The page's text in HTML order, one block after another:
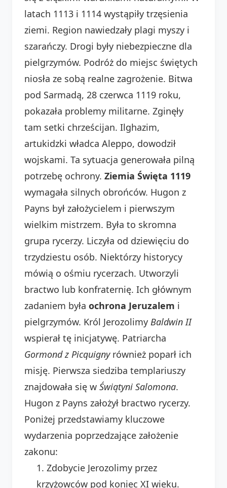
latach 1113 i 1114 wystąpiły trzęsienia
ziemi. Region nawiedzały plagi myszy i
szarańczy. Drogi były niebezpieczne dla
pielgrzymów. Podróż do miejsc świętych
niosła ze sobą realne zagrożenie. Bitwa
pod Sarmadą, 28 czerwca 1119 roku,
pokazała problemy militarne. Zginęły
tam setki chrześcijan. Ilghazim,
artukidzki władca Aleppo, dowodził
wojskami. Ta sytuacja generowała pilną
potrzebę ochrony. Ziemia Święta 1119
wymagała silnych obrońców. Hugon z
Payns był założycielem i pierwszym
wielkim mistrzem. Była to skromna
grupa rycerzy. Liczyła od dziewięciu do
trzydziestu osób. Niektórzy historycy
mówią o ośmiu rycerzach. Utworzyli
bractwo lub konfraternię. Ich głównym
zadaniem była ochrona Jeruzalem i
pielgrzymów. Król Jerozolimy Baldwin II
wspierał tę inicjatywę. Patriarcha
Gormond z Picquignyrównież poparł ich
misję. Pierwsza siedziba templariuszy
znajdowała się w Świątyni Salomona.
Hugon z Payns założył bractwo rycerzy.
Poniżej przedstawiamy kluczowe
wydarzenia poprzedzające założenie
zakonu:
Zdobycie Jerozolimy przez
krzyżowców pod koniec XI wieku.